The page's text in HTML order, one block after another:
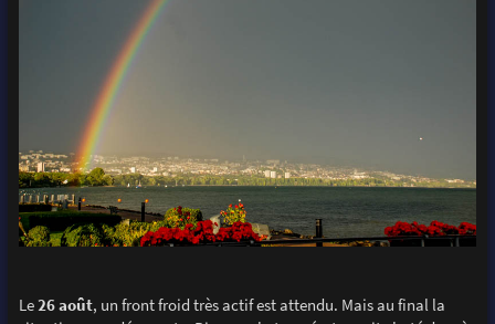
Le26 août, un front froid très actif est attendu. Mais au final la